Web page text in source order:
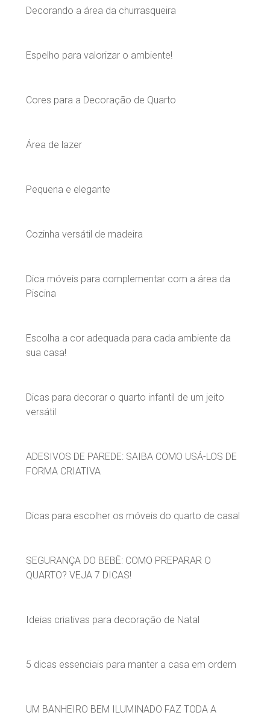
Decorando a área da churrasqueira
Espelho para valorizar o ambiente!
Cores para a Decoração de Quarto
Área de lazer
Pequena e elegante
Cozinha versátil de madeira
Dica móveis para complementar com a área da
Piscina
Escolha a cor adequada para cada ambiente da
sua casa!
Dicas para decorar o quarto infantil de um jeito
versátil
ADESIVOS DE PAREDE: SAIBA COMO USÁ-LOS DE
FORMA CRIATIVA
Dicas para escolher os móveis do quarto de casal
SEGURANÇA DO BEBÊ: COMO PREPARAR O
QUARTO? VEJA 7 DICAS!
Ideias criativas para decoração de Natal
5 dicas essenciais para manter a casa em ordem
UM BANHEIRO BEM ILUMINADO FAZ TODA A